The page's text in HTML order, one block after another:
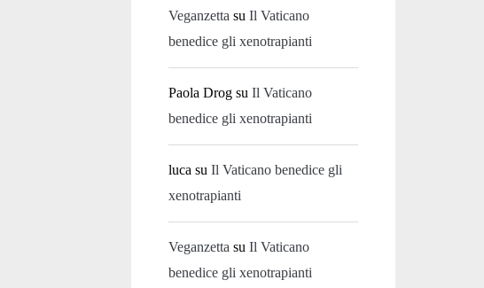
Veganzetta suIl Vaticano
benedice gli xenotrapianti
Paola Drog suIl Vaticano
benedice gli xenotrapianti
luca suIl Vaticano benedice gli
xenotrapianti
Veganzetta suIl Vaticano
benedice gli xenotrapianti